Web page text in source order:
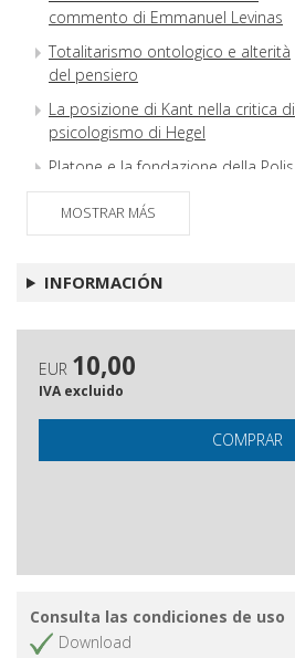
commento di Emmanuel Levinas
Totalitarismo ontologico e alterità
del pensiero
La posizione di Kant nella critica di
psicologismo di Hegel
Platone e la fondazione della Polis
Recensioni e discussioni
Hölderlin : l'unità della differenza
MOSTRAR MÁS
INFORMACIÓN
EUR 10,00
IVA excluido
COMPRAR
Consulta las condiciones de uso
Download